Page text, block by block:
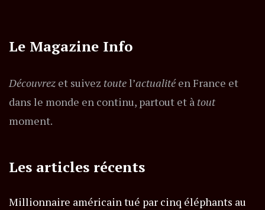
Le Magazine Info
Découvrez et suivez toutel’actualitéen France et
dans le monde en continu, partout et à tout
moment.
Les articles récents
Millionnaire américain tué par cinq éléphants au